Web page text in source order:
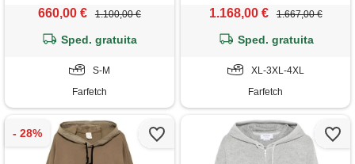
660,00 € 1.100,00 €
Sped. gratuita
S-M
Farfetch
1.168,00 € 1.667,00 €
Sped. gratuita
XL-3XL-4XL
Farfetch